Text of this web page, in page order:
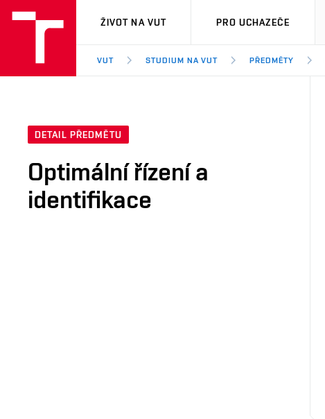
VUT
ŽIVOT NA VUT PRO UCHAZEČE
VUT STUDIUM NA VUT PŘEDMĚTY
DETAIL PŘEDMĚTU
Optimální řízení a
identifikace